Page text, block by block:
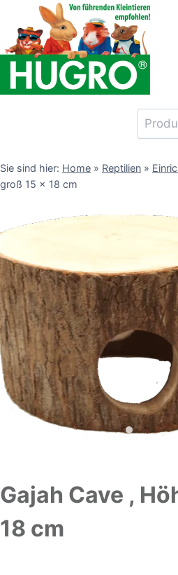
Inhalt
springen
Suchen
nach:
Sie sind hier: Home » Reptilien »
groß 15 x 18 cm
Gajah Cave ,
18 cm